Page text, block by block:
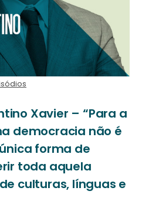
Xavier – “Para a
democracia não é
forma de
toda aquela
culturas, línguas e